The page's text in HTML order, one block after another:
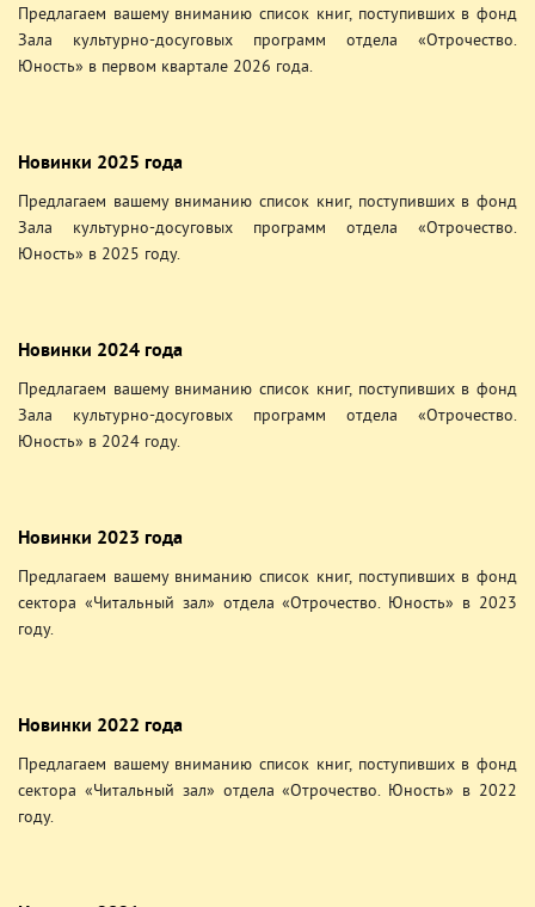
Предлагаем вашему вниманию список книг, поступивших в фонд
Зала культурно-досуговых программ отдела «Отрочество.
Юность» в первом квартале 2026 года.
Новинки 2025 года
Предлагаем вашему вниманию список книг, поступивших в фонд
Зала культурно-досуговых программ отдела «Отрочество.
Юность» в 2025 году.
Новинки 2024 года
Предлагаем вашему вниманию список книг, поступивших в фонд
Зала культурно-досуговых программ отдела «Отрочество.
Юность» в 2024 году.
Новинки 2023 года
Предлагаем вашему вниманию список книг, поступивших в фонд
сектора «Читальный зал» отдела «Отрочество. Юность» в 2023
году.
Новинки 2022 года
Предлагаем вашему вниманию список книг, поступивших в фонд
сектора «Читальный зал» отдела «Отрочество. Юность» в 2022
году.